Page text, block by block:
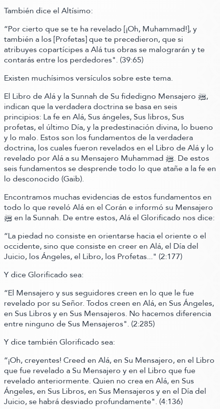
También dice el Altísimo:
“Por cierto que se te ha revelado[¡Oh, Muhammad!], y
también a los[Profetas]que te precedieron, que si
atribuyes copartícipes a Alá tus obras se malograrán y te
contarás entre los perdedores". (39:65)
Existen muchísimos versículos sobre este tema.
El Libro de Alá y la Sunnah de Su fidedigno Mensajero ﷺ‬,
indican que la verdadera doctrina se basa en seis
principios: La fe en Alá, Sus ángeles, Sus libros, Sus
profetas, el último Día, y la predestinación divina, lo bueno
y lo malo. Estos son los fundamentos de la verdadera
doctrina, los cuales fueron revelados en el Libro de Alá y lo
revelado por Alá a su Mensajero Muhammad ﷺ‬. De estos
seis fundamentos se desprende todo lo que atañe a la fe en
lo desconocido (Gaib).
Encontramos muchas evidencias de estos fundamentos en
todo lo que reveló Alá en el Corán e informó su Mensajero
ﷺ‬ en la Sunnah. De entre estos,Alá el Glorificado nos dice:
“La piedad no consiste en orientarse hacia el oriente o el
occidente, sino que consiste en creer en Alá, el Día del
Juicio, los Ángeles, el Libro, los Profetas..." (2:177)
Y dice Glorificado sea:
“El Mensajero y sus seguidores creen en lo que le fue
revelado por su Señor. Todos creen en Alá, en Sus Ángeles,
en Sus Libros y en Sus Mensajeros. No hacemos diferencia
entre ninguno de Sus Mensajeros". (2:285)
Y dice también Glorificado sea:
“¡Oh, creyentes! Creed en Alá, en Su Mensajero, en el Libro
que fue revelado a Su Mensajero y en el Libro que fue
revelado anteriormente. Quien no crea en Alá, en Sus
Ángeles, en Sus Libros, en Sus Mensajeros y en el Día del
Juicio, se habrá desviado profundamente". (4:136)